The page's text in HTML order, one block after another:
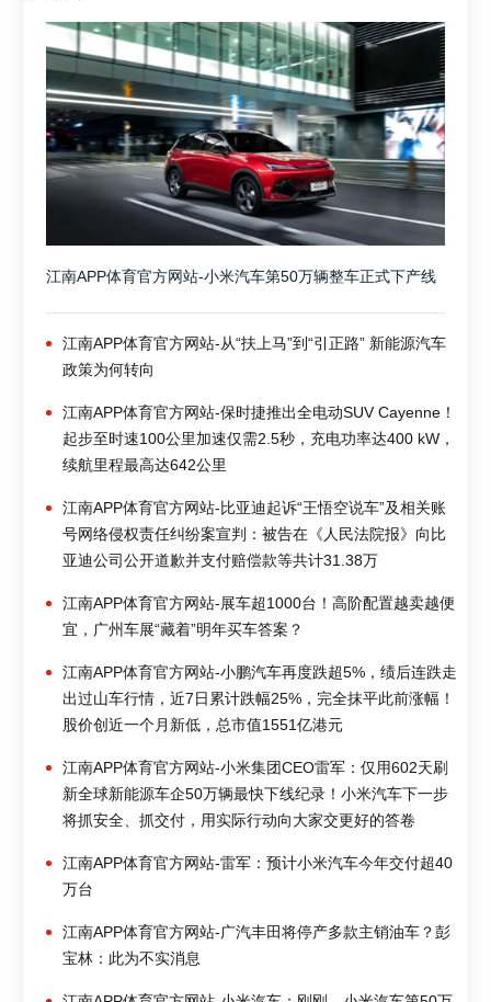
江南APP体育官方网站-小米汽车第50万辆整车正式下产线
江南APP体育官方网站-从“扶上马”到“引正路” 新能源汽车
政策为何转向
江南APP体育官方网站-保时捷推出全电动SUV Cayenne！
起步至时速100公里加速仅需2.5秒，充电功率达400 kW，
续航里程最高达642公里
江南APP体育官方网站-比亚迪起诉“王悟空说车”及相关账
号网络侵权责任纠纷案宣判：被告在《人民法院报》向比
亚迪公司公开道歉并支付赔偿款等共计31.38万
江南APP体育官方网站-展车超1000台！高阶配置越卖越便
宜，广州车展“藏着”明年买车答案？
江南APP体育官方网站-小鹏汽车再度跌超5%，绩后连跌走
出过山车行情，近7日累计跌幅25%，完全抹平此前涨幅！
股价创近一个月新低，总市值1551亿港元
江南APP体育官方网站-小米集团CEO雷军：仅用602天刷
新全球新能源车企50万辆最快下线纪录！小米汽车下一步
将抓安全、抓交付，用实际行动向大家交更好的答卷
江南APP体育官方网站-雷军：预计小米汽车今年交付超40
万台
江南APP体育官方网站-广汽丰田将停产多款主销油车？彭
宝林：此为不实消息